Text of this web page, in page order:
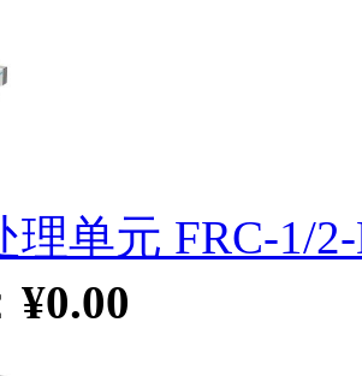
理单元 FRC-1/
¥0.00